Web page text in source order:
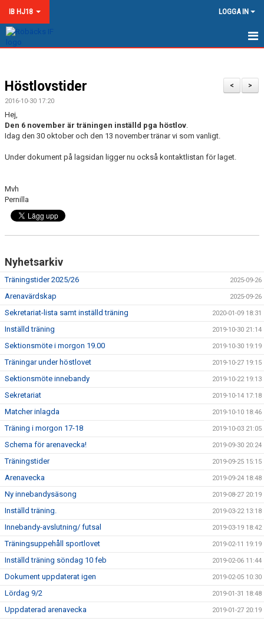
IB HJ18 LOGGA IN
NYHETER
KALENDER
TRUPPEN
GÄSTBOK
BILDGALLERI
DOKUMENT
KONTAKT
MATCHER
>
<
Höstlovstider
2016-10-30 17:20
Hej,
Den 6 november är träningen inställd pga höstlov.
Idag den 30 oktober och den 13 november tränar vi som vanligt.
Under dokument på lagsidan ligger nu också kontaktlistan för laget.
Mvh
Pernilla
Nyhetsarkiv
Träningstider 2025/26 2025-09-26
Arenavärdskap 2025-09-26
Sekretariat-lista samt inställd träning 2020-01-09 18:31
Inställd träning 2019-10-30 21:14
Sektionsmöte i morgon 19.00 2019-10-30 19:19
Träningar under höstlovet 2019-10-27 19:15
Sektionsmöte innebandy 2019-10-22 19:13
Sekretariat 2019-10-14 17:18
Matcher inlagda 2019-10-10 18:46
Träning i morgon 17-18 2019-10-03 21:05
Schema för arenavecka! 2019-09-30 20:24
Träningstider 2019-09-25 15:15
Arenavecka 2019-09-24 18:48
Ny innebandysäsong 2019-08-27 20:19
Inställd träning. 2019-03-22 13:18
Innebandy-avslutning/ futsal 2019-03-19 18:42
Träningsuppehåll sportlovet 2019-02-11 19:19
Inställd träning söndag 10 feb 2019-02-06 11:44
Dokument uppdaterat igen 2019-02-05 10:30
Lördag 9/2 2019-01-31 18:48
Uppdaterad arenavecka 2019-01-27 20:19